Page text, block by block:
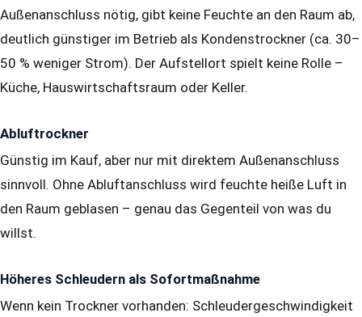
Außenanschluss nötig, gibt keine Feuchte an den Raum ab,
deutlich günstiger im Betrieb als Kondenstrockner (ca. 30–
50 % weniger Strom). Der Aufstellort spielt keine Rolle –
Küche, Hauswirtschaftsraum oder Keller.
Abluftrockner
Günstig im Kauf, aber nur mit direktem Außenanschluss
sinnvoll. Ohne Abluftanschluss wird feuchte heiße Luft in
den Raum geblasen – genau das Gegenteil von was du
willst.
Höheres Schleudern als Sofortmaßnahme
Wenn kein Trockner vorhanden: Schleudergeschwindigkeit